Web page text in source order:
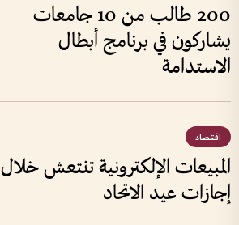
200 طالب من 10 جامعات
يشاركون في برنامج أبطال
الاستدامة
اقتصاد
المبيعات الإلكترونية تنتعش خلال
إجازات عيد الاتحاد